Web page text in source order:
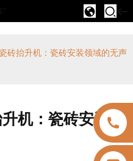
砖抬升机：瓷砖安装领域的无声
机：瓷砖安装